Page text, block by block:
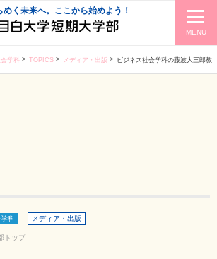
めく未来へ。ここから始めよう！
MENU
学科 TOPICS メディア・出版 ビジネス社会学科の藤波大三郎教授が執筆した『たのしく学べるファイナン
科 メディア・出版
トップ